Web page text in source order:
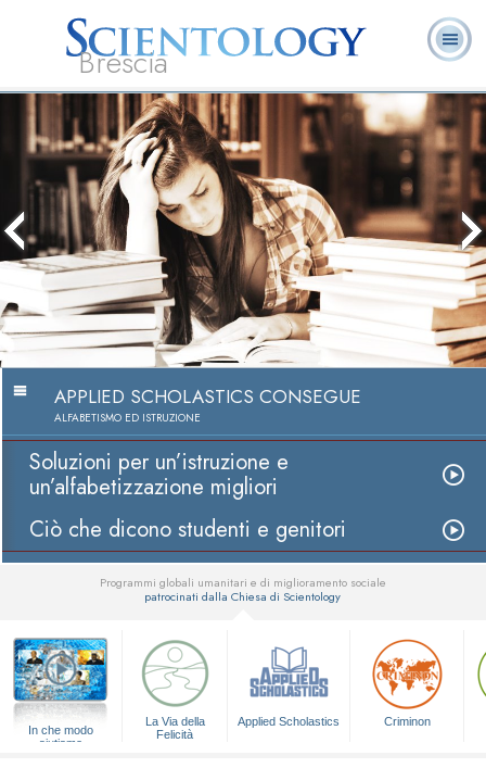
Brescia
L. Ron Hubbard:
Che cos’è
Scientology?
Ministri
Volontari
Domande
ricorrenti
Libri
APPLIED SCHOLASTICS CONSEGUE
ALFABETISMO ED ISTRUZIONE
Soluzioni per un’istruzione e
un’alfabetizzazione migliori
Ciò che dicono studenti e genitori
Programmi globali umanitari e di miglioramento sociale
patrocinati dalla Chiesa di Scientology
In che modo
aiutiamo
La Via della
Felicità
Applied Scholastics Criminon